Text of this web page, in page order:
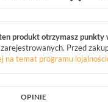
produkt otrzymasz punkty
Przed
na temat programu
OPINIE